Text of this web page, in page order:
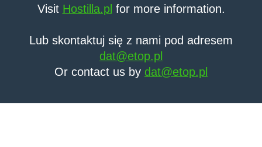
Visit Hostilla.pl for more information.
Lub skontaktuj się z nami pod adresem
dat@etop.pl
Or contact us by dat@etop.pl